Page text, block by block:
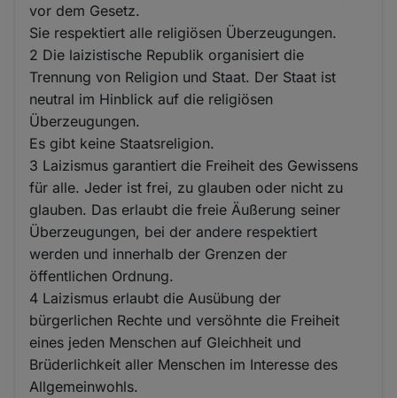
vor dem Gesetz.
Sie respektiert alle religiösen Überzeugungen.
2 Die laizistische Republik organisiert die
Trennung von Religion und Staat. Der Staat ist
neutral im Hinblick auf die religiösen
Überzeugungen.
Es gibt keine Staatsreligion.
3 Laizismus garantiert die Freiheit des Gewissens
für alle. Jeder ist frei, zu glauben oder nicht zu
glauben. Das erlaubt die freie Äußerung seiner
Überzeugungen, bei der andere respektiert
werden und innerhalb der Grenzen der
öffentlichen Ordnung.
4 Laizismus erlaubt die Ausübung der
bürgerlichen Rechte und versöhnte die Freiheit
eines jeden Menschen auf Gleichheit und
Brüderlichkeit aller Menschen im Interesse des
Allgemeinwohls.